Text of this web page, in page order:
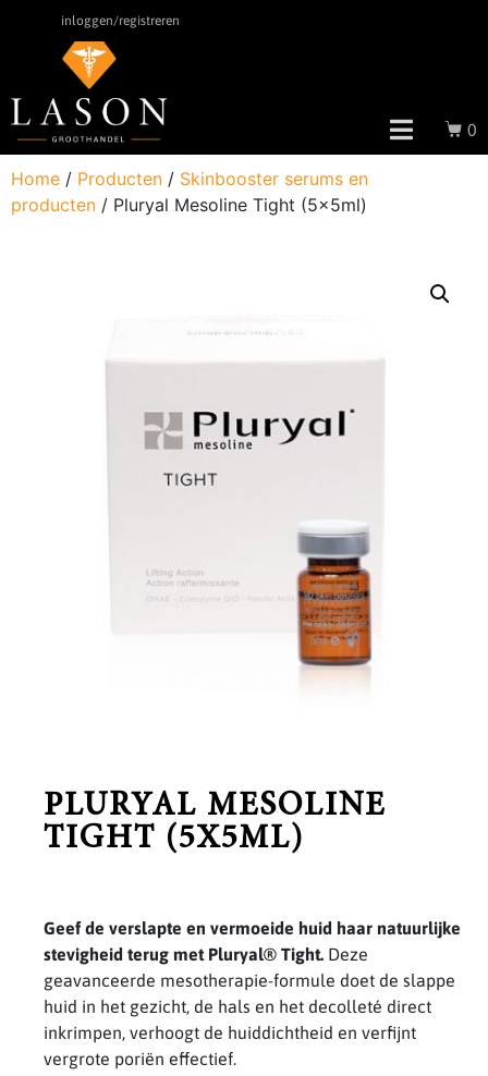
inloggen/registreren
0
Home / Producten / Skinbooster serums en
producten / Pluryal Mesoline Tight (5x5ml)
PLURYAL MESOLINE
TIGHT (5X5ML)
Geef de verslapte en vermoeide huid haar natuurlijke
stevigheid terug met Pluryal® Tight. Deze
geavanceerde mesotherapie-formule doet de slappe
huid in het gezicht, de hals en het decolleté direct
inkrimpen, verhoogt de huiddichtheid en verfijnt
vergrote poriën effectief.